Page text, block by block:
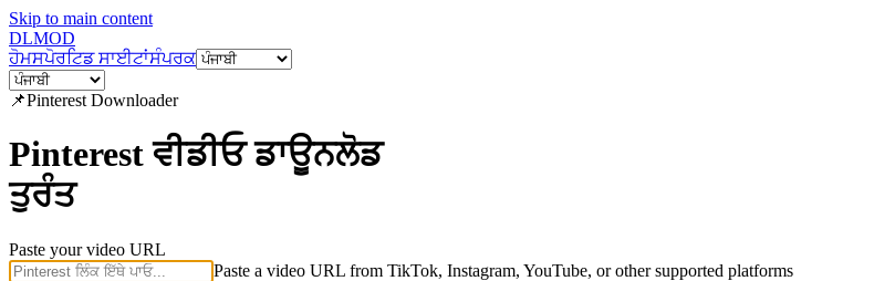
Skip to main content
DLMOD
ਹੋਮਸਪੋਰਟਿਡ ਸਾਈਟਾਂਸੰਪਰਕ
📌Pinterest Downloader
Pinterest ਵੀਡੀਓ ਡਾਊਨਲੋਡ
ਤੁਰੰਤ
Paste your video URL
Paste a video URL from TikTok, Instagram, YouTube, or other supported platforms